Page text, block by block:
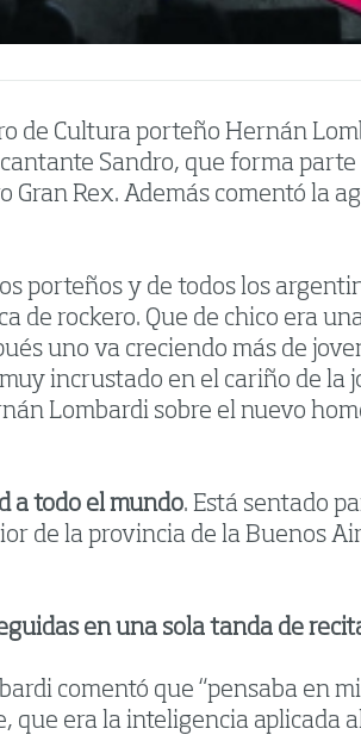
de Cultura porteño Hernán
Sandro, que forma
Rex. Además comentó la
porteños y de todos los
de rockero. Que de chico era
uno va creciendo más de
incrustado en el cariño de la
Lombardi sobre el nuevo
a todo el mundo. Está sentado
de la provincia de la Buenos
en una sola tanda de
comentó que “pensaba en
era la inteligencia aplicada